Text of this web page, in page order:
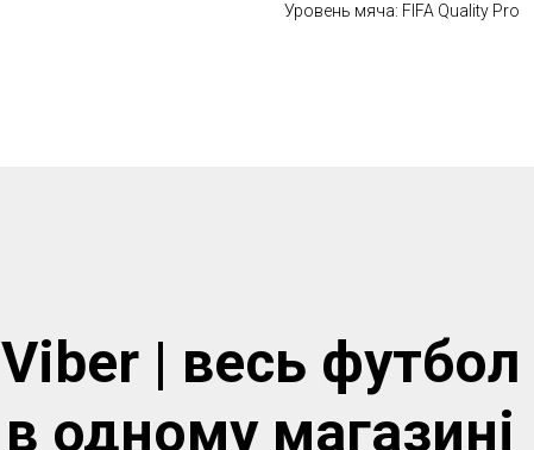
Уровень мяча: FIFA Quality Pro
Viber | весь футбол
в одному магазинi